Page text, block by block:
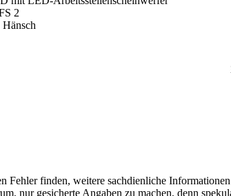
2
Hänsch
Fehler finden, weitere sachdienliche
nur gesicherte Angaben zu machen, denn